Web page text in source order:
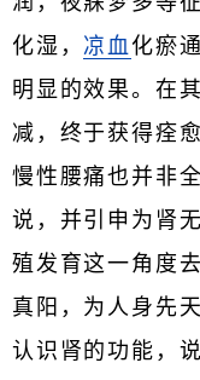
化湿， 凉血化瘀
明显的效果。在
减，终于获得痊
慢性腰痛也并非
说，并引申为肾
殖发育这一角度
真阳，为人身先
认识肾的功能，